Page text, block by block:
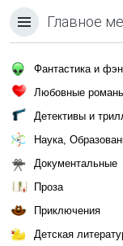
Главное
Фантастика и
Любовные
Детективы и
Наука,
Документальные
Проза
Приключения
Детская